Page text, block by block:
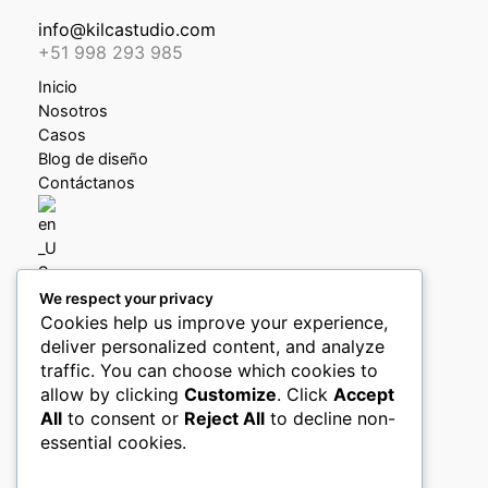
info@kilcastudio.com
+51 998 293 985
Inicio
Nosotros
Casos
Blog de diseño
Contáctanos
Política de privacidad
Política de devoluciones y reembolsos
Libro de reclamaciones
Boletín (pronto)
Ingreso clientes
We respect your privacy
Cookies help us improve your experience,
deliver personalized content, and analyze
traffic. You can choose which cookies to
allow by clicking Customize. Click Accept
All to consent or Reject All to decline non-
essential cookies.